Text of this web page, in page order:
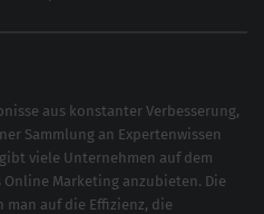
aus konstanter Verbesserung,
Sammlung an Expertenwissen
viele Unternehmen auf dem
Online Marketing anzubieten. Die
auf die Effizienz, die